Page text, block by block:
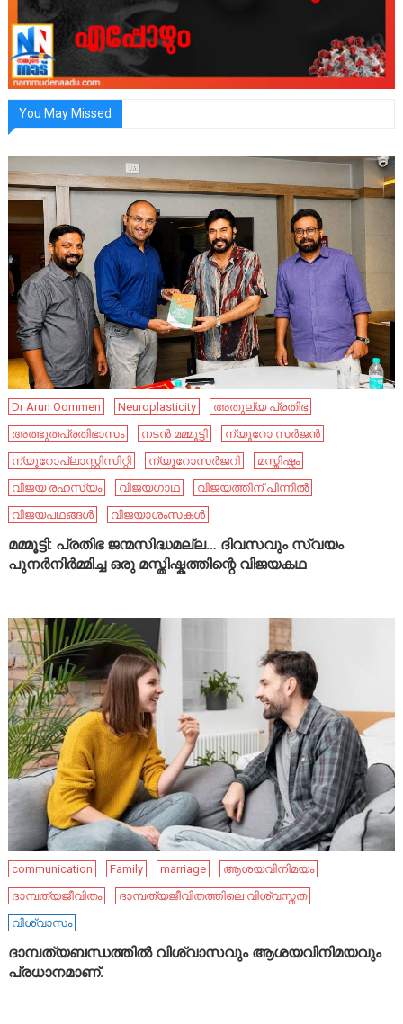
You May Missed
Dr Arun Oommen Neuroplasticity
അതുല്യ പ്രതിഭ
അത്ഭുതപ്രതിഭാസം
നടൻ മമ്മൂട്ടി
ന്യൂറോ സർജൻ
ന്യൂറോപ്ലാസ്റ്റിസിറ്റി
ന്യൂറോസർജറി
മസ്തിഷ്കം
വിജയ രഹസ്യം
വിജയഗാഥ
വിജയത്തിന് പിന്നിൽ
വിജയപഥങ്ങൾ
വിജയാശംസകൾ
മമ്മൂട്ടി: പ്രതിഭ ജന്മസിദ്ധമല്ല… ദിവസവും സ്വയം
പുനർനിർമ്മിച്ച ഒരു മസ്തിഷ്കത്തിന്റെ വിജയകഥ
communication Family marriage
ആശയവിനിമയം
ദാമ്പത്യജീവിതം
ദാമ്പത്യജീവിതത്തിലെ വിശ്വസ്തത
വിശ്വാസം
ദാമ്പത്യബന്ധത്തിൽ വിശ്വാസവും ആശയവിനിമയവും
പ്രധാനമാണ്.